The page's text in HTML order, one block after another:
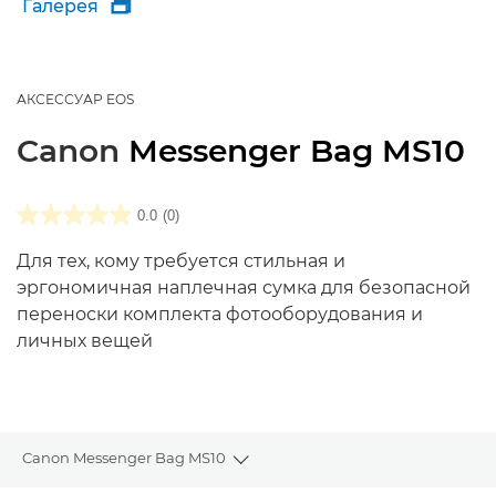
Галерея 
АКСЕССУАР EOS
Canon Messenger Bag MS10
0.0 (0)
Для тех, кому требуется стильная и
эргономичная наплечная сумка для безопасной
переноски комплекта фотооборудования и
личных вещей
Canon Messenger Bag MS10
Toggle breadcrumbs